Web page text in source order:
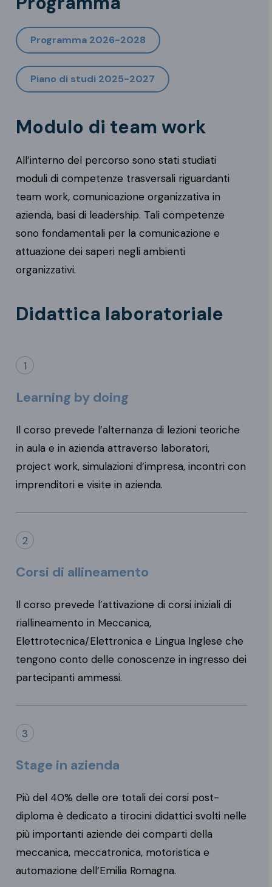
Programma 2026-2028
Piano di studi 2025-2027
Modulo di team work
All’interno del percorso sono stati studiati
moduli di competenze trasversali riguardanti
team work, comunicazione organizzativa in
azienda, basi di leadership. Tali competenze
sono fondamentali per la comunicazione e
attuazione dei saperi negli ambienti
organizzativi.
Didattica laboratoriale
1
Learning by doing
Il corso prevede l’alternanza di lezioni teoriche
in aula e in azienda attraverso laboratori,
project work, simulazioni d’impresa, incontri con
imprenditori e visite in azienda.
2
Corsi di allineamento
Il corso prevede l’attivazione di corsi iniziali di
riallineamento in Meccanica,
Elettrotecnica/Elettronica e Lingua Inglese che
tengono conto delle conoscenze in ingresso dei
partecipanti ammessi.
3
Stage in azienda
Più del 40% delle ore totali dei corsi post-
diploma è dedicato a tirocini didattici svolti nelle
più importanti aziende dei comparti della
meccanica, meccatronica, motoristica e
automazione dell’Emilia Romagna.